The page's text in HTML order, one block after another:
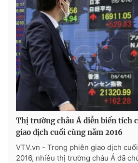
Phim VTV
Hậu trường
Nhân vật
Khán giả
Giải sao mai
Giải trí
Điện ảnh
Âm nhạc
Sao
Đời sống
Du lịch
Làm đẹp
Chất lượng cuộc sống
Giáo dục
Tuyển sinh
Học trực tuyến
Công nghệ
Hitech Công nghệ tương lai
Sản phẩm
Thị trường
Giao lưu trực tuyến
Lịch phát sóng
Thị trường châu Á diễn biến tích
giao dịch cuối cùng năm 2016
VTV.vn - Trong phiên giao dịch
2016, nhiều thị trường châu Á đã